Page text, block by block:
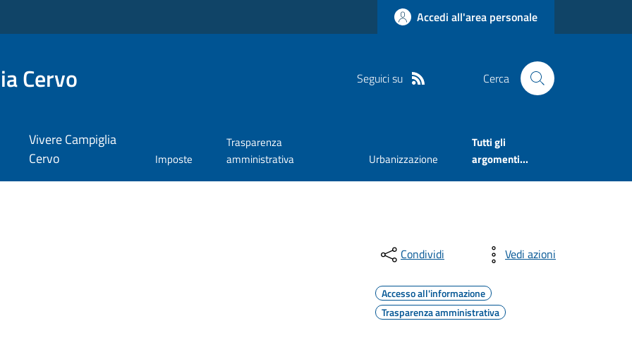
Accedi all'area personale
Cervo Seguici su Cerca
Vivere Campiglia
Cervo
Imposte
Trasparenza
amministrativa
Urbanizzazione
Tutti gli
argomenti...
Condividi Vedi azioni
Accesso all'informazione
Trasparenza amministrativa